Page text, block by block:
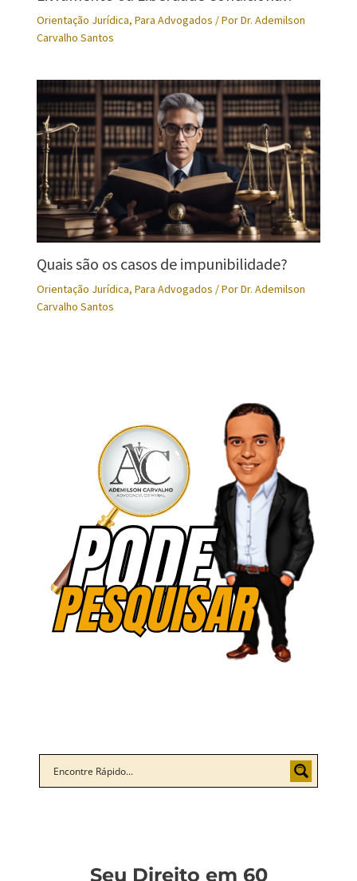
Orientação Jurídica, Para Advogados / PorDr. Ademilson
Carvalho Santos
Quais são os casos de impunibilidade?
Orientação Jurídica, Para Advogados / PorDr. Ademilson
Carvalho Santos
Seu Direito em 60